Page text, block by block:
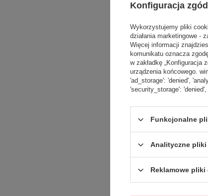
Konfiguracja zgód
Wykorzystujemy pliki
działania marketingowe -
Więcej informacji
komunikatu oznacza
w zakładkę „Konfiguracja
urządzenia końcowego.
'ad_storage': 'denied',
'security_storage':
Funkcjonalne
Analityczne
Reklamowe pliki